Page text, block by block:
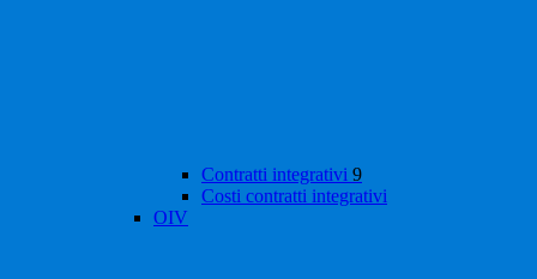
Contratti integrativi 9
Costi contratti integrativi
OIV